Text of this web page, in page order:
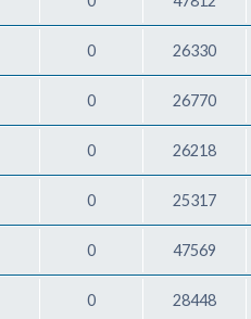
0 26330
0 26770
0 26218
0 25317
0 47569
0 28448